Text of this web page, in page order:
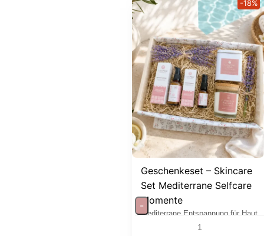
Geschenkeset – Skincare
Set Mediterrane Selfcare
Momente
Mediterrane Entspannung für Haut
-18%
-